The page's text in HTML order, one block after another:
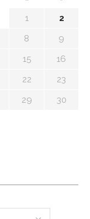
1
2
8
9
15
16
22
23
29
30